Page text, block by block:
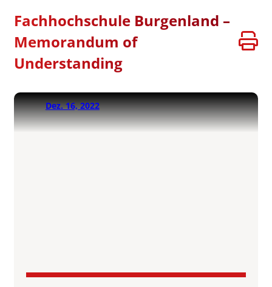
Fachhochschule Burgenland –
Memorandum of
Understanding
Dez. 16, 2022